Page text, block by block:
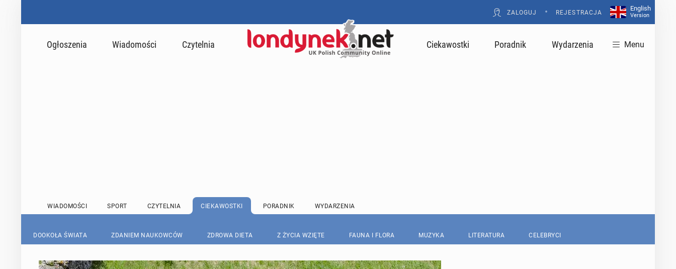
ZALOGUJ • REJESTRACJA
English
Version
Ogłoszenia Wiadomości Czytelnia Ciekawostki Poradnik Wydarzenia Menu
WIADOMOŚCI SPORT CZYTELNIA CIEKAWOSTKI PORADNIK WYDARZENIA
DOOKOŁA ŚWIATA ZDANIEM NAUKOWCÓW ZDROWA DIETA Z ŻYCIA WZIĘTE FAUNA I FLORA MUZYKA LITERATURA CELEBRYCI